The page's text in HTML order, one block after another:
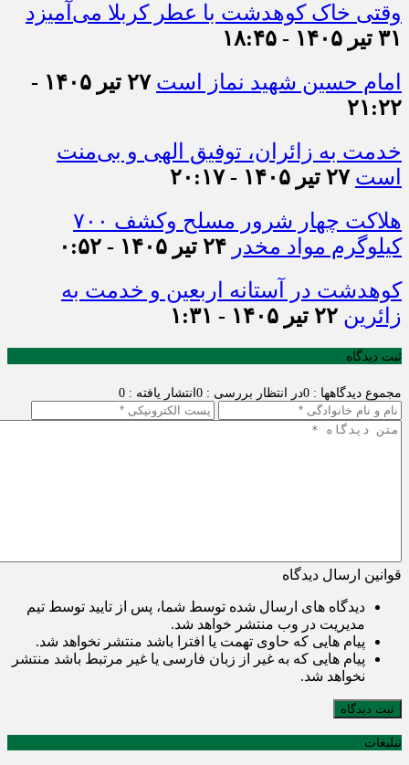
وقتی خاک کوهدشت با عطر کربلا می‌آمیزد
۳۱ تیر ۱۴۰۵ - ۱۸:۴۵
امام حسین شهید نماز است
۲۷ تیر ۱۴۰۵ -
۲۱:۲۲
خدمت به زائران، توفیق الهی و بی‌منت
است ۲۷ تیر ۱۴۰۵ - ۲۰:۱۷
هلاکت چهار شرور مسلح وکشف ۷۰۰
کیلوگرم مواد مخدر ۲۴ تیر ۱۴۰۵ - ۰:۵۲
کوهدشت در آستانه اربعین و خدمت‌ به
زائرین ۲۲ تیر ۱۴۰۵ - ۱:۳۱
ثبت دیدگاه
مجموع دیدگاهها : 0 در انتظار بررسی : 0 انتشار یافته : 0
قوانین ارسال دیدگاه
دیدگاه های ارسال شده توسط شما، پس از تایید توسط تیم
مدیریت در وب منتشر خواهد شد.
پیام هایی که حاوی تهمت یا افترا باشد منتشر نخواهد شد.
پیام هایی که به غیر از زبان فارسی یا غیر مرتبط باشد منتشر
نخواهد شد.
ثبت دیدگاه
تبلیغات